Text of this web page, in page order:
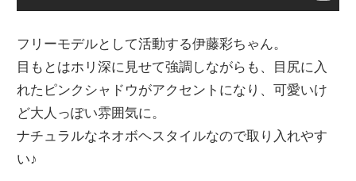
フリーモデルとして活動する伊藤彩ちゃん。
目もとはホリ深に見せて強調しながらも、目尻に入
れたピンクシャドウがアクセントになり、可愛いけ
ど大人っぽい雰囲気に。
ナチュラルなネオボヘスタイルなので取り入れやす
い♪